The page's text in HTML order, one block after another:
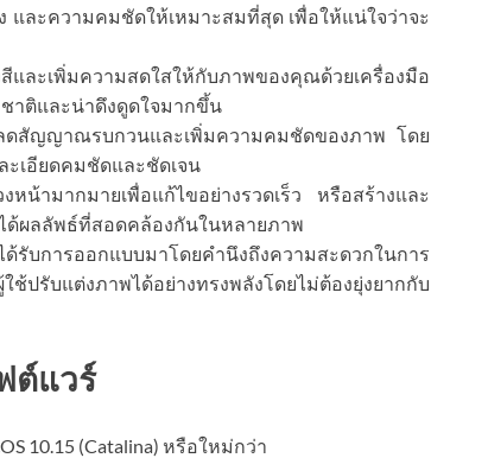
และความคมชัดให้เหมาะสมที่สุด เพื่อให้แน่ใจว่าจะ
และเพิ่มความสดใสให้กับภาพของคุณด้วยเครื่องมือ
าติและน่าดึงดูดใจมากขึ้น
ดสัญญาณรบกวนและเพิ่มความคมชัดของภาพ โดย
ะเอียดคมชัดและชัดเจน
หน้ามากมายเพื่อแก้ไขอย่างรวดเร็ว หรือสร้างและ
ด้ผลลัพธ์ที่สอดคล้องกันในหลายภาพ
ด้รับการออกแบบมาโดยคำนึงถึงความสะดวกในการ
ช้ปรับแต่งภาพได้อย่างทรงพลังโดยไม่ต้องยุ่งยากกับ
ต์แวร์
10.15 (Catalina) หรือใหม่กว่า